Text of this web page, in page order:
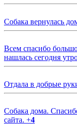
Собака вернулась
Всем спасибо
нашлась сегодня
Отдала в добрые
Собака дома.
сайта. +4